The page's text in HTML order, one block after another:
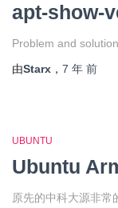
apt-show-
Problem and
由Starx ， 7 年 前
UBUNTU
Ubuntu
原先的中科大源非常